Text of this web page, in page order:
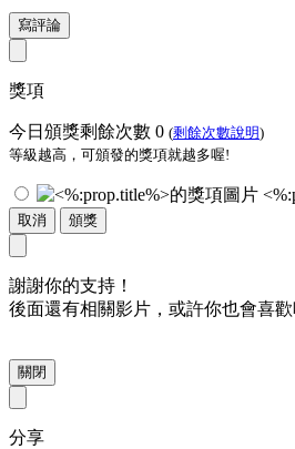
寫評論
獎項
今日頒獎剩餘次數 0 (剩餘次數說明)
等級越高，可頒發的獎項就越多喔!
取消 頒獎
謝謝你的支持！
後面還有相關影片，或許你也會喜歡
關閉
分享